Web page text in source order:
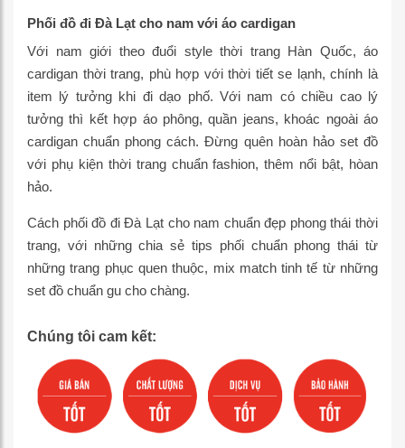
Phối đồ đi Đà Lạt cho nam với áo cardigan
Với nam giới theo đuổi style thời trang Hàn Quốc, áo
cardigan thời trang, phù hợp với thời tiết se lạnh, chính là
item lý tưởng khi đi dạo phố. Với nam có chiều cao lý
tưởng thì kết hợp áo phông, quần jeans, khoác ngoài áo
cardigan chuẩn phong cách. Đừng quên hoàn hảo set đồ
với phụ kiện thời trang chuẩn fashion, thêm nổi bật, hòan
hảo.
Cách phối đồ đi Đà Lạt cho nam chuẩn đẹp phong thái thời
trang, với những chia sẻ tips phối chuẩn phong thái từ
những trang phục quen thuộc, mix match tinh tế từ những
set đồ chuẩn gu cho chàng.
Chúng tôi cam kết: